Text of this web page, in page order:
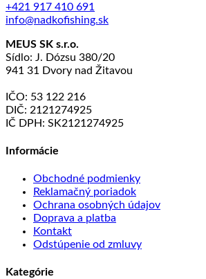
+421 917 410 691
info@nadkofishing.sk
MEUS SK s.r.o.
Sídlo: J. Dózsu 380/20
941 31 Dvory nad Žitavou
IČO: 53 122 216
DIČ: 2121274925
IČ DPH: SK2121274925
Informácie
Obchodné podmienky
Reklamačný poriadok
Ochrana osobných údajov
Doprava a platba
Kontakt
Odstúpenie od zmluvy
Kategórie